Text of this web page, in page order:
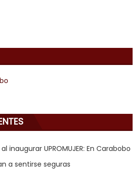
inaugurar UPROMUJER: En Carabobo
a sentirse seguras